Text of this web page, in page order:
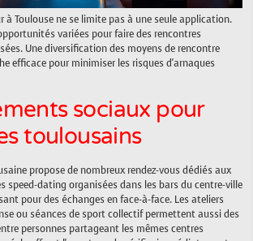
à Toulouse ne se limite pas à une seule application.
variées pour faire des rencontres
Une diversification des moyens de rencontre
efficace pour minimiser les risques d'arnaques
sociaux pour
toulousains
propose de nombreux rendez-vous dédiés aux
speed-dating organisées dans les bars du centre-ville
pour des échanges en face-à-face. Les ateliers
ou séances de sport collectif permettent aussi des
personnes partageant les mêmes centres